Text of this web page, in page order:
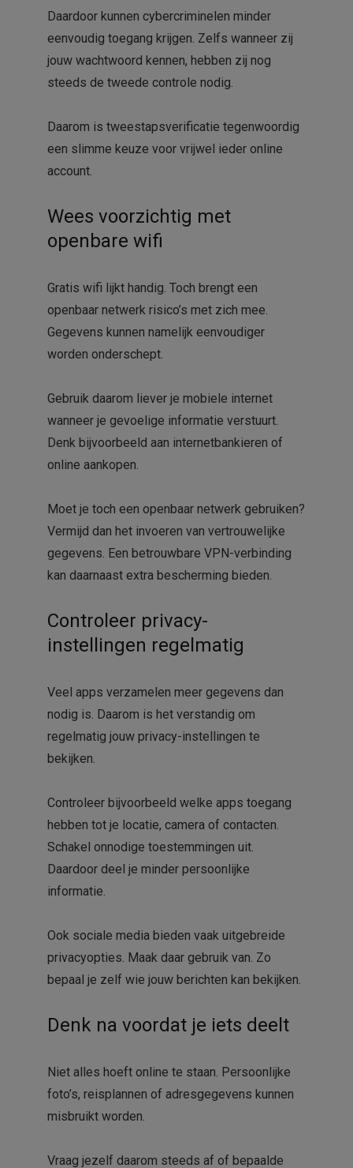
Daardoor kunnen cybercriminelen minder
eenvoudig toegang krijgen. Zelfs wanneer zij
jouw wachtwoord kennen, hebben zij nog
steeds de tweede controle nodig.
Daarom is tweestapsverificatie tegenwoordig
een slimme keuze voor vrijwel ieder online
account.
Wees voorzichtig met
openbare wifi
Gratis wifi lijkt handig. Toch brengt een
openbaar netwerk risico’s met zich mee.
Gegevens kunnen namelijk eenvoudiger
worden onderschept.
Gebruik daarom liever je mobiele internet
wanneer je gevoelige informatie verstuurt.
Denk bijvoorbeeld aan internetbankieren of
online aankopen.
Moet je toch een openbaar netwerk gebruiken?
Vermijd dan het invoeren van vertrouwelijke
gegevens. Een betrouwbare VPN-verbinding
kan daarnaast extra bescherming bieden.
Controleer privacy-
instellingen regelmatig
Veel apps verzamelen meer gegevens dan
nodig is. Daarom is het verstandig om
regelmatig jouw privacy-instellingen te
bekijken.
Controleer bijvoorbeeld welke apps toegang
hebben tot je locatie, camera of contacten.
Schakel onnodige toestemmingen uit.
Daardoor deel je minder persoonlijke
informatie.
Ook sociale media bieden vaak uitgebreide
privacyopties. Maak daar gebruik van. Zo
bepaal je zelf wie jouw berichten kan bekijken.
Denk na voordat je iets deelt
Niet alles hoeft online te staan. Persoonlijke
foto’s, reisplannen of adresgegevens kunnen
misbruikt worden.
Vraag jezelf daarom steeds af of bepaalde